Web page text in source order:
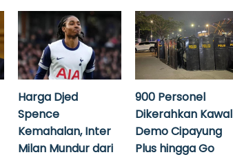
Harga Djed
Spence
Kemahalan, Inter
Milan Mundur dari
900 Personel
Dikerahkan Kawal
Demo Cipayung
Plus hingga Go